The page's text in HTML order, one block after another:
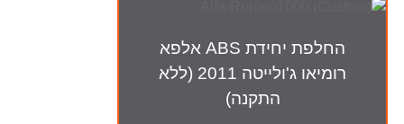
החלפת יחידת ABS אלפא
רומיאו ג'ולייטה 2011 (ללא
התקנה)